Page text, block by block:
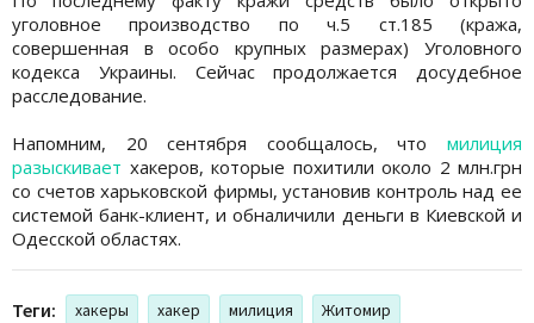
уголовное производство по ч.5 ст.185 (кража,
совершенная в особо крупных размерах) Уголовного
кодекса Украины. Сейчас продолжается досудебное
расследование.
Напомним, 20 сентября сообщалось, что милиция
разыскивает хакеров, которые похитили около 2 млн.грн
со счетов харьковской фирмы, установив контроль над ее
системой банк-клиент, и обналичили деньги в Киевской и
Одесской областях.
Теги: хакеры хакер милиция Житомир